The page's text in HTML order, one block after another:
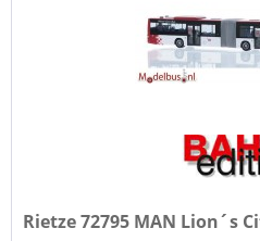
Rietze 72795 MAN Lion´s